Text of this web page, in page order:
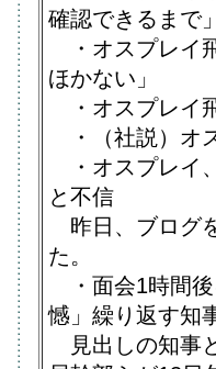
確認できるまで
・オスプレイ
ほかない」
・オスプレイ
・（社説）オ
・オスプレイ
と不信
昨日、ブログ
た。
・面会1時間
憾」繰り返す知
見出しの知事